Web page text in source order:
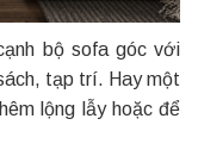
bộ sofa góc với
tạp trí. Hay một
lộng lẫy hoặc để